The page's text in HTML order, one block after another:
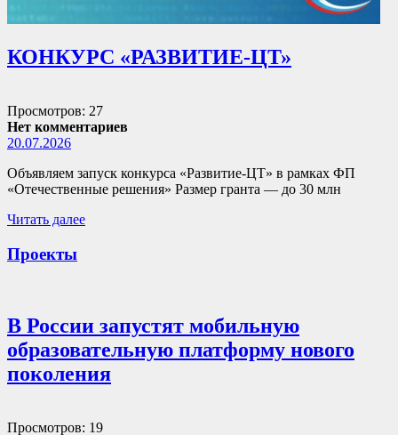
КОНКУРС «РАЗВИТИЕ-ЦТ»
Просмотров: 27
Нет комментариев
20.07.2026
Объявляем запуск конкурса «Развитие-ЦТ» в рамках ФП
«Отечественные решения» Размер гранта — до 30 млн
Читать далее
Проекты
В России запустят мобильную
образовательную платформу нового
поколения
Просмотров: 19